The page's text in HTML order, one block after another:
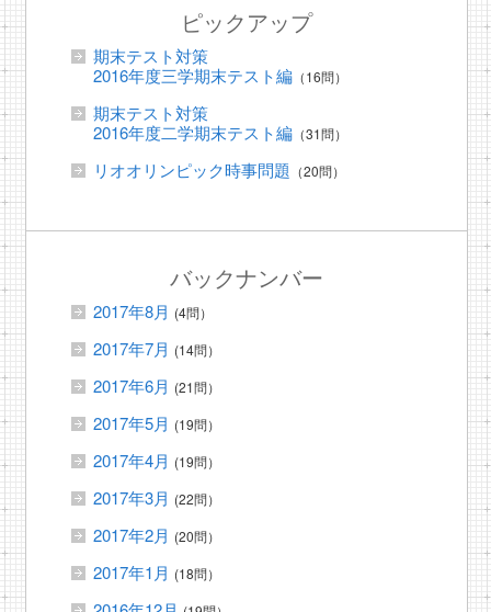
ピックアップ
期末テスト対策
2016年度三学期末テスト編（16問）
期末テスト対策
2016年度二学期末テスト編（31問）
リオオリンピック時事問題 （20問）
バックナンバー
2017年8月 (4問）
2017年7月 (14問）
2017年6月 (21問）
2017年5月 (19問）
2017年4月 (19問）
2017年3月 (22問）
2017年2月 (20問）
2017年1月 (18問）